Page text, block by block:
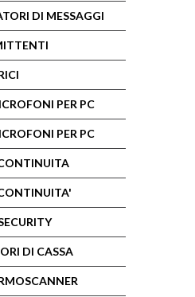
DI MESSAGGI
PER PC
PER PC
DI CASSA